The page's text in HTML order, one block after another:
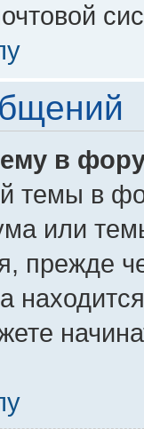
в
темы в
или
прежде